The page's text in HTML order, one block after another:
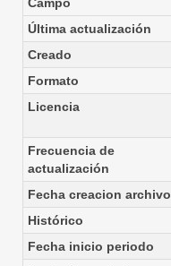
Última actualización
Creado
Formato
Licencia
Frecuencia de
actualización
Fecha creacion archivo
Histórico
Fecha inicio periodo